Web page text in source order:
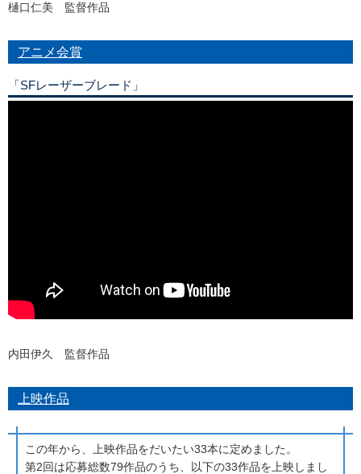
樋口仁美 監督作品
アニメ会賞
「SFレーザーブレード」
内田伊久 監督作品
上映作品
この年から、上映作品をだいたい33本に定めました。
第2回は応募総数79作品のうち、以下の33作品を上映しまし